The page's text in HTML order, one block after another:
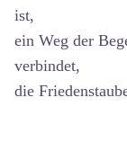
ist,
ein Weg der
verbindet,
die